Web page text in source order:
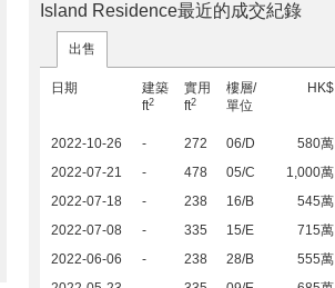
Island Residence最近的成交紀錄
出售
日期
建築
ft2
實用
ft2
樓層/
單位
HK$
2022-10-26 - 272 06/D
580萬
2022-07-21
- 478 05/C
1,000萬
2022-07-18
- 238 16/B
545萬
2022-07-08
- 335 15/E
715萬
2022-06-06
- 238 28/B
555萬